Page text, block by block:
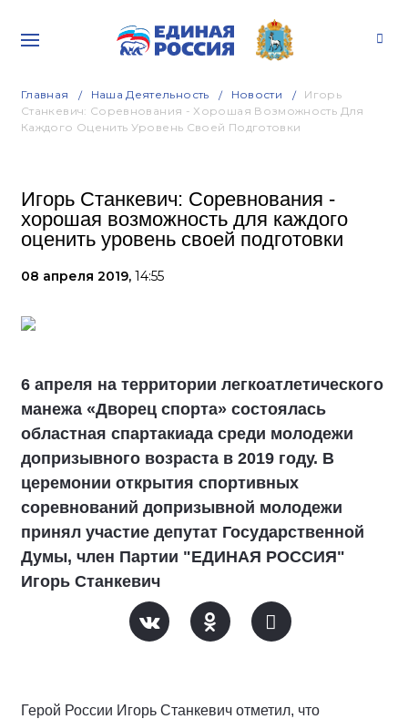
Главная Наша Деятельность Новости
Игорь
Станкевич: Соревнования - Хорошая Возможность Для
Каждого Оценить Уровень Своей Подготовки
Игорь Станкевич: Соревнования -
хорошая возможность для каждого
оценить уровень своей подготовки
08 апреля 2019, 14:55
6 апреля на территории легкоатлетического
манежа «Дворец спорта» состоялась
областная спартакиада среди молодежи
допризывного возраста в 2019 году. В
церемонии открытия спортивных
соревнований допризывной молодежи
принял участие депутат Государственной
Думы, член Партии "ЕДИНАЯ РОССИЯ"
Игорь Станкевич
Герой России Игорь Станкевич отметил, что